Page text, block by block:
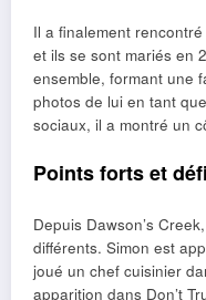
Il a finalement
et ils se sont mariés en
ensemble, formant une
photos de lui en tant
sociaux, il a montré un
Points forts et
Depuis Dawson’s
différents. Simon est
joué un chef cuisinier
apparition dans Don’t